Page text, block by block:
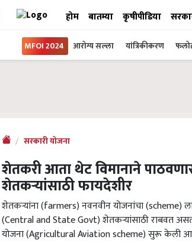
होम बातम्या कृषीपीडिया
MFOI 2024 आरोग्य सल्ला यांत्रिकीकरण
सरकारी योजना
शेतकरी आता थेट विमानाने
शेतकऱ्यांसाठी फायदेशीर
शेतकऱ्यांना (farmers) नवनवीन योजनांचा (scheme)
(Central and State Govt) शेतकऱ्यांसाठी राबवत
योजना (Agricultural Aviation scheme) सुरू केली